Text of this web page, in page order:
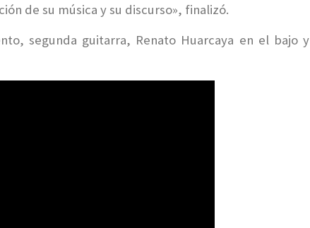
de su música y su discurso», finalizó.
segunda guitarra, Renato Huarcaya en el bajo y